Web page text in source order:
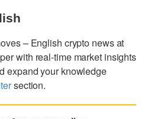
– English crypto news at
with real-time market insights
expand your knowledge
section.